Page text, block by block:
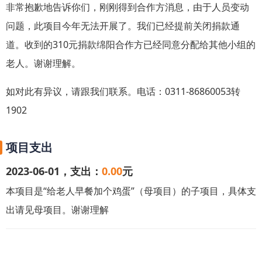
子支撑连根像样的拐杖都没有。老人丈夫去世多年，一直未
没有音讯。老人一个人独居，依靠低保和邻里救济生活，生
活非常清贫。
非常抱歉地告诉你们，刚刚得到合作方消息，由于人员变动
问题，此项目今年无法开展了。我们已经提前关闭捐款通
道。收到的310元捐款绵阳合作方已经同意分配给其他小组的
老人。谢谢理解。
如对此有异议，请跟我们联系。电话：0311-86860053转
1902
项目支出
2023-06-01，支出： 0.00元
本项目是“给老人早餐加个鸡蛋”（母项目）的子项目， 具体支
出请见母项目。谢谢理解